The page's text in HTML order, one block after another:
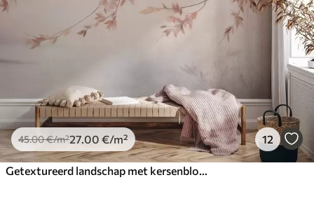
45.00€/m²27 .00 €/m² 12